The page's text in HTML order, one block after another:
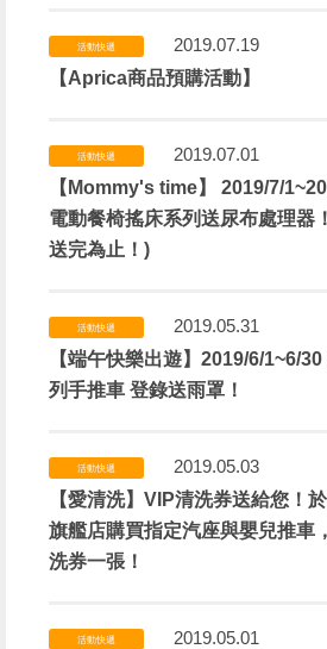
活動快遞
2019.07.19
【Aprica商品預購活動】
活動快遞
2019.07.01
【Mommy's time】 2019/7/
電動餐椅搖床系列送尿布處理器
送完為止！)
活動快遞
2019.05.31
【端午快樂出遊】2019/6/1~6/
列手推車 登錄送雨罩！
活動快遞
2019.05.03
【愛清洗】VIP清洗券送給您！
旗艦店購買指定汽座與嬰兒推車
洗券一張！
活動快遞
2019.05.01